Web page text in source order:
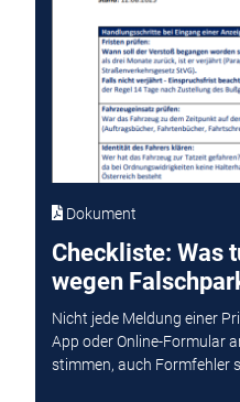
Dokument
Checkliste: Was
wegen
Nicht jede Meldung einer
App oder Online-Formular
stimmen, auch Formfehler